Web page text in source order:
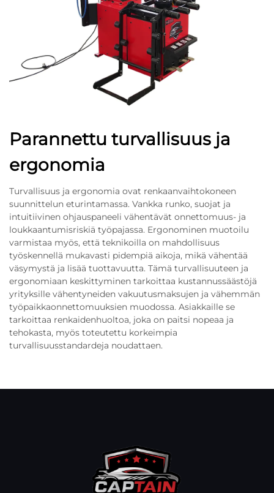
Parannettu turvallisuus ja
ergonomia
Turvallisuus ja ergonomia ovat renkaanvaihtokoneen
suunnittelun eturintamassa. Vankka runko, suojat ja
intuitiivinen ohjauspaneeli vähentävät onnettomuus- ja
loukkaantumisriskiä työpajassa. Ergonominen muotoilu
varmistaa myös, että teknikoilla on mahdollisuus
työskennellä mukavasti pidempiä aikoja, mikä vähentää
väsymystä ja lisää tuottavuutta. Tämä turvallisuuteen ja
ergonomiaan keskittyminen tarkoittaa kustannussäästöjä
yrityksille vähentyneiden vakuutusmaksujen ja vähemmän
työpaikkaonnettomuuksien muodossa. Asiakkaille se
tarkoittaa renkaidenhuoltoa, joka on paitsi nopeaa ja
tehokasta, myös toteutettu korkeimpia
turvallisuusstandardeja noudattaen.